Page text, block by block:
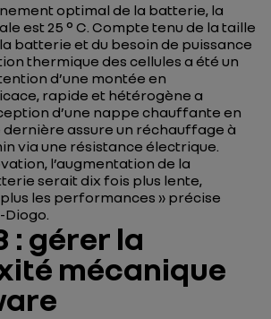
optimal de la batterie, la
est 25 ° C. Compte tenu de la taille
batterie et du besoin de puissance
thermique des cellules a été un
d’une montée en
rapide et hétérogène a
d’une nappe chauffante en
dernière assure un réchauffage à
via une résistance électrique.
l’augmentation de la
serait dix fois plus lente,
les performances » précise
Diogo.
: gérer la
mécanique